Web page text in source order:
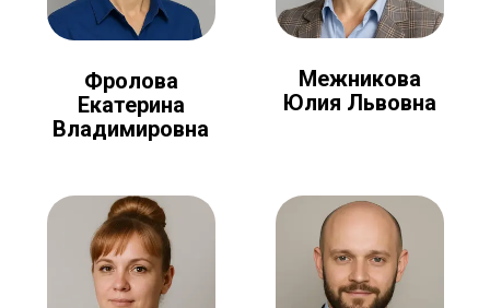
Фролова
Екатерина
Владимировна
Межникова
Юлия Львовна